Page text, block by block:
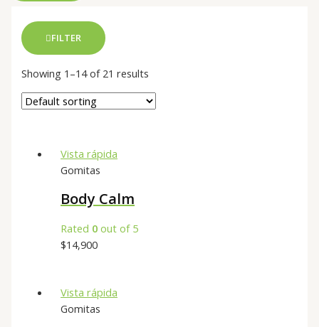
FILTER
Showing 1–14 of 21 results
Vista rápida
Gomitas
Body Calm
Rated 0 out of 5
$14,900
Vista rápida
Gomitas